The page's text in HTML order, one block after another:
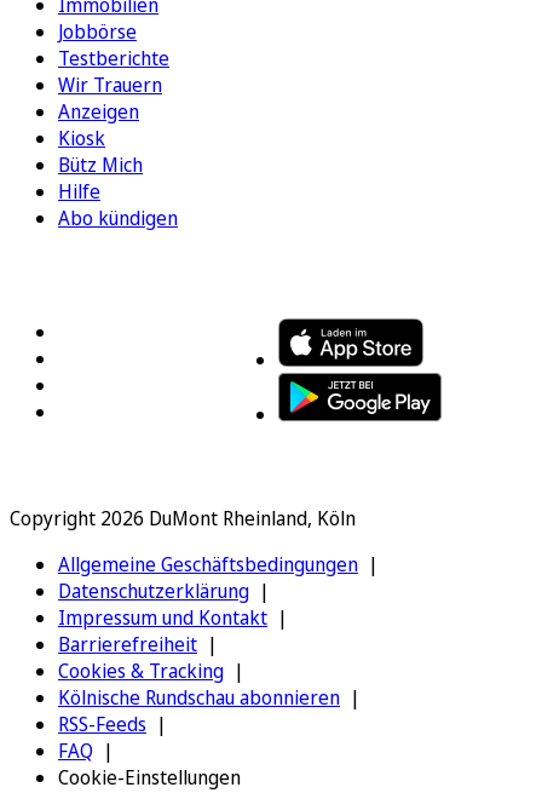
Immobilien
Jobbörse
Testberichte
Wir Trauern
Anzeigen
Kiosk
Bütz Mich
Hilfe
Abo kündigen
Copyright 2026 DuMont Rheinland, Köln
Allgemeine Geschäftsbedingungen
Datenschutzerklärung
Impressum und Kontakt
Barrierefreiheit
Cookies & Tracking
Kölnische Rundschau abonnieren
RSS-Feeds
FAQ
Cookie-Einstellungen